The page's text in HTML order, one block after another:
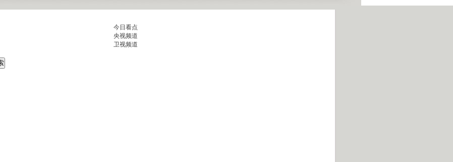
今日看点
央视频道
卫视频道